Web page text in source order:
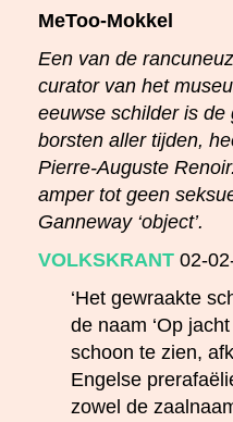
MeToo-Mokkel
Een van de
curator van het
eeuwse schilder is
borsten aller tijden,
Pierre-Auguste
amper tot geen
Ganneway ‘object’.
VOLKSKRANT 02-
‘Het gewraakte
de naam ‘Op
schoon te zien,
Engelse
zowel de